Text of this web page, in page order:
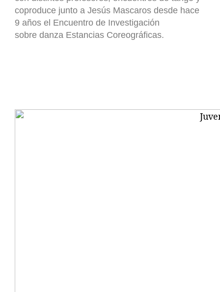
coproduce junto a Jesús Mascaros desde hace
9 años el Encuentro de Investigación
sobre danza Estancias Coreográficas.